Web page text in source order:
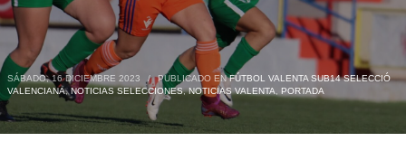
SÁBADO, 16 DICIEMBRE 2023 / PUBLICADO ENFÚTBOL VALENTA SUB14 SELECCIÓ
VALENCIANA,NOTICIAS SELECCIONES,NOTICIAS VALENTA, PORTADA